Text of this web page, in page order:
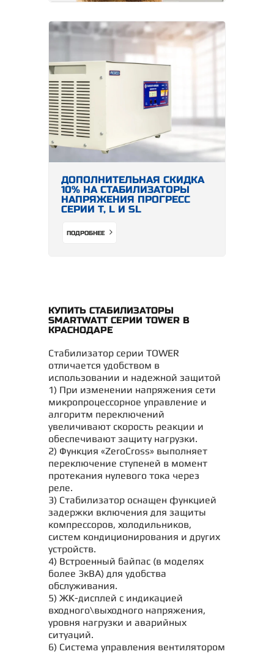
ДОПОЛНИТЕЛЬНАЯ СКИДКА
10% НА СТАБИЛИЗАТОРЫ
НАПРЯЖЕНИЯ ПРОГРЕСС
СЕРИИ Т, L И SL
ПОДРОБНЕЕ
КУПИТЬ СТАБИЛИЗАТОРЫ
SMARTWATT СЕРИИ TOWER В
КРАСНОДАРЕ
Стабилизатор серии TOWER
отличается удобством в
использовании и надежной защитой
1) При изменении напряжения сети
микропроцессорное управление и
алгоритм переключений
увеличивают скорость реакции и
обеспечивают защиту нагрузки.
2) Функция «ZeroCross» выполняет
переключение ступеней в момент
протекания нулевого тока через
реле.
3) Стабилизатор оснащен функцией
задержки включения для защиты
компрессоров, холодильников,
систем кондиционирования и других
устройств.
4) Встроенный байпас (в моделях
более 3кВА) для удобства
обслуживания.
5) ЖК-дисплей с индикацией
входного\выходного напряжения,
уровня нагрузки и аварийных
ситуаций.
6) Система управления вентилятором